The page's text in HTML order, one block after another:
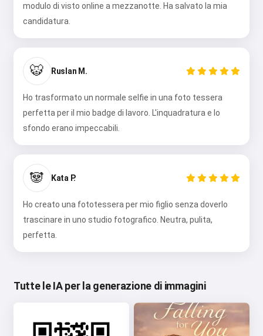
modulo di visto online a mezzanotte. Ha salvato la mia
candidatura.
🐯 Ruslan M.
Ho trasformato un normale selfie in una foto tessera
perfetta per il mio badge di lavoro. L'inquadratura e lo
sfondo erano impeccabili.
🐼 Kata P.
Ho creato una fototessera per mio figlio senza doverlo
trascinare in uno studio fotografico. Neutra, pulita,
perfetta.
Tutte le IA per la generazione di immagini